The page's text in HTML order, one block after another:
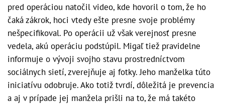
pred operáciou natočil video, kde hovoril o tom, že ho
čaká zákrok, hoci vtedy ešte presne svoje problémy
nešpecifikoval. Po operácii už však verejnosť presne
vedela, akú operáciu podstúpil. Migaľ tiež pravidelne
informuje o vývoji svojho stavu prostredníctvom
sociálnych sietí, zverejňuje aj fotky. Jeho manželka túto
iniciatívu odobruje. Ako totiž tvrdí, dôležitá je prevencia
a aj v prípade jej manžela prišli na to, že má takéto